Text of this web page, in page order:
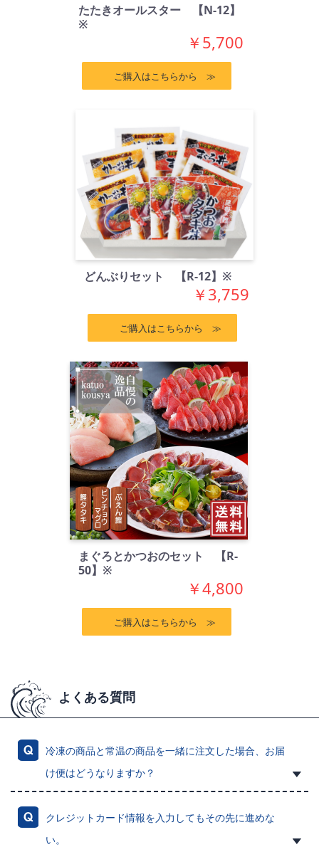
たたきオールスター 【N-12】
※
￥5,700
ご購入はこちらから ≫
どんぶりセット 【R-12】※
￥3,759
ご購入はこちらから ≫
まぐろとかつおのセット 【R-
50】※
￥4,800
ご購入はこちらから ≫
よくある質問
冷凍の商品と常温の商品を一緒に注文した場合、お届
け便はどうなりますか？
クレジットカード情報を入力してもその先に進めな
い。